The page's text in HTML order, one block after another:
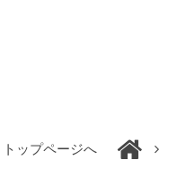
トップページへ